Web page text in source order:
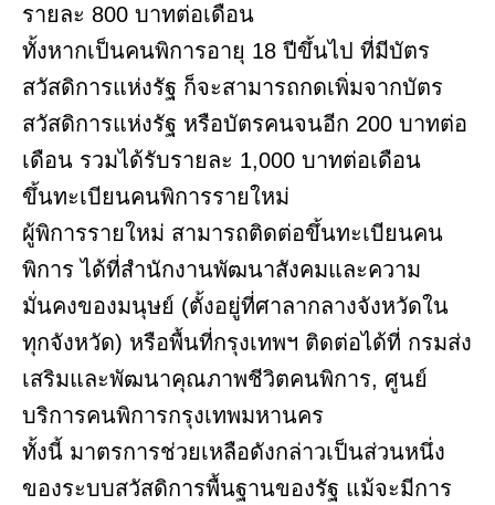
รายละ 800 บาทต่อเดือน
ทั้งหากเป็นคนพิการอายุ 18 ปีขึ้นไป ที่มีบัตร
สวัสดิการแห่งรัฐ ก็จะสามารถกดเพิ่มจากบัตร
สวัสดิการแห่งรัฐ หรือบัตรคนจนอีก 200 บาทต่อ
เดือน รวมได้รับรายละ 1,000 บาทต่อเดือน
ขึ้นทะเบียนคนพิการรายใหม่
ผู้พิการรายใหม่ สามารถติดต่อขึ้นทะเบียนคน
พิการ ได้ที่สำนักงานพัฒนาสังคมและความ
มั่นคงของมนุษย์ (ตั้งอยู่ที่ศาลากลางจังหวัดใน
ทุกจังหวัด) หรือพื้นที่กรุงเทพฯ ติดต่อได้ที่ กรมส่ง
เสริมและพัฒนาคุณภาพชีวิตคนพิการ, ศูนย์
บริการคนพิการกรุงเทพมหานคร
ทั้งนี้ มาตรการช่วยเหลือดังกล่าวเป็นส่วนหนึ่ง
ของระบบสวัสดิการพื้นฐานของรัฐ แม้จะมีการ